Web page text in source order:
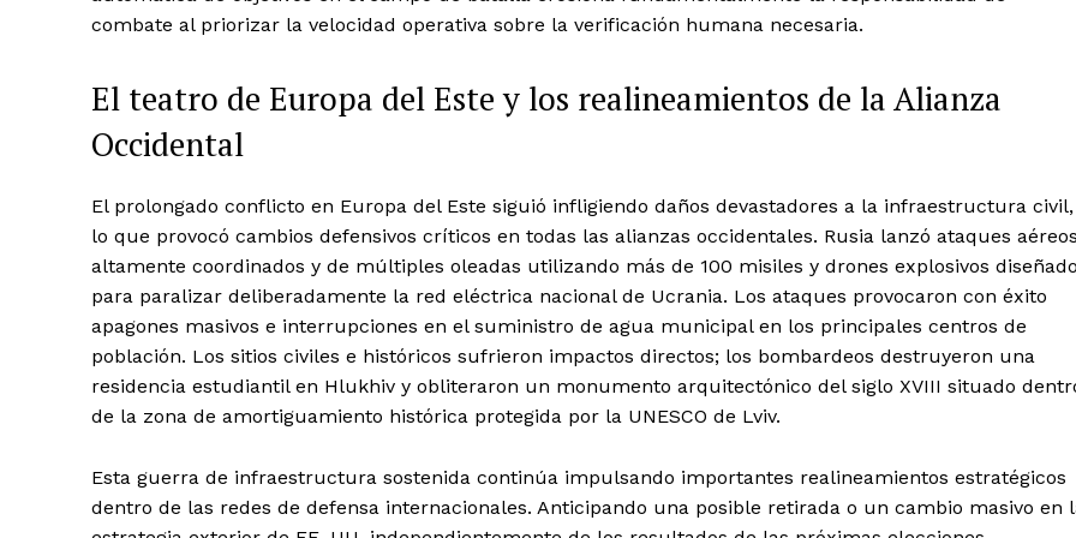
combate al priorizar la velocidad operativa sobre la verificación humana necesaria.
El teatro de Europa del Este y los realineamientos de la Alianza
Occidental
El prolongado conflicto en Europa del Este siguió infligiendo daños devastadores a la infraestructura civil,
lo que provocó cambios defensivos críticos en todas las alianzas occidentales. Rusia lanzó ataques aéreos
altamente coordinados y de múltiples oleadas utilizando más de 100 misiles y drones explosivos
para paralizar deliberadamente la red eléctrica nacional de Ucrania. Los ataques provocaron con éxito
apagones masivos e interrupciones en el suministro de agua municipal en los principales centros de
población. Los sitios civiles e históricos sufrieron impactos directos; los bombardeos destruyeron una
residencia estudiantil en Hlukhiv y obliteraron un monumento arquitectónico del siglo XVIII situado
de la zona de amortiguamiento histórica protegida por la UNESCO de Lviv.
Esta guerra de infraestructura sostenida continúa impulsando importantes realineamientos estratégicos
dentro de las redes de defensa internacionales. Anticipando una posible retirada o un cambio masivo en